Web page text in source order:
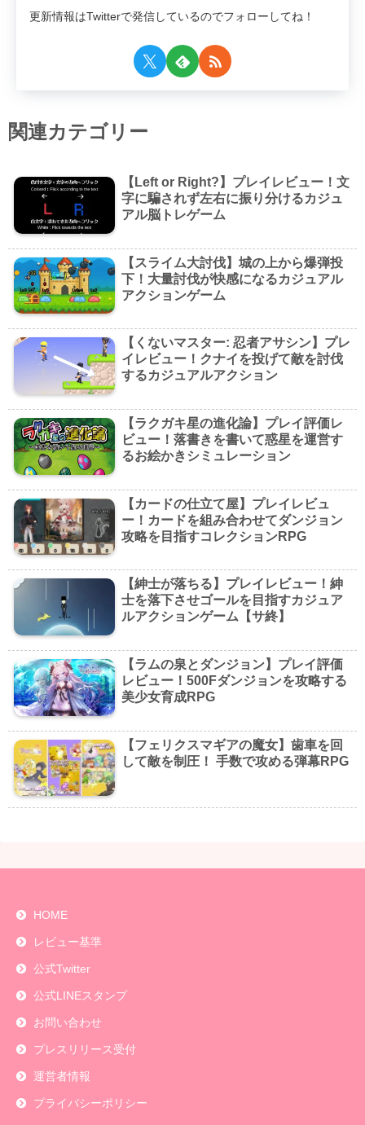
更新情報はTwitterで発信しているのでフォローしてね！
関連カテゴリー
【Left or Right?】プレイレビュー！文
字に騙されず左右に振り分けるカジュ
アル脳トレゲーム
【スライム大討伐】城の上から爆弾投
下！大量討伐が快感になるカジュアル
アクションゲーム
【くないマスター: 忍者アサシン】プレ
イレビュー！クナイを投げて敵を討伐
するカジュアルアクション
【ラクガキ星の進化論】プレイ評価レ
ビュー！落書きを書いて惑星を運営す
るお絵かきシミュレーション
【カードの仕立て屋】プレイレビュ
ー！カードを組み合わせてダンジョン
攻略を目指すコレクションRPG
【紳士が落ちる】プレイレビュー！紳
士を落下させゴールを目指すカジュア
ルアクションゲーム【サ終】
【ラムの泉とダンジョン】プレイ評価
レビュー！500Fダンジョンを攻略する
美少女育成RPG
【フェリクスマギアの魔女】歯車を回
して敵を制圧！ 手数で攻める弾幕RPG
HOME
レビュー基準
公式Twitter
公式LINEスタンプ
お問い合わせ
プレスリリース受付
運営者情報
プライバシーポリシー